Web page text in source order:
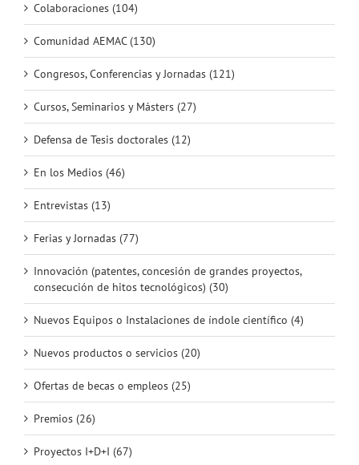
Colaboraciones (104)
Comunidad AEMAC (130)
Congresos, Conferencias y Jornadas (121)
Cursos, Seminarios y Másters (27)
Defensa de Tesis doctorales (12)
En los Medios (46)
Entrevistas (13)
Ferias y Jornadas (77)
Innovación (patentes, concesión de grandes proyectos,
consecución de hitos tecnológicos) (30)
Nuevos Equipos o Instalaciones de índole científico (4)
Nuevos productos o servicios (20)
Ofertas de becas o empleos (25)
Premios (26)
Proyectos I+D+I (67)